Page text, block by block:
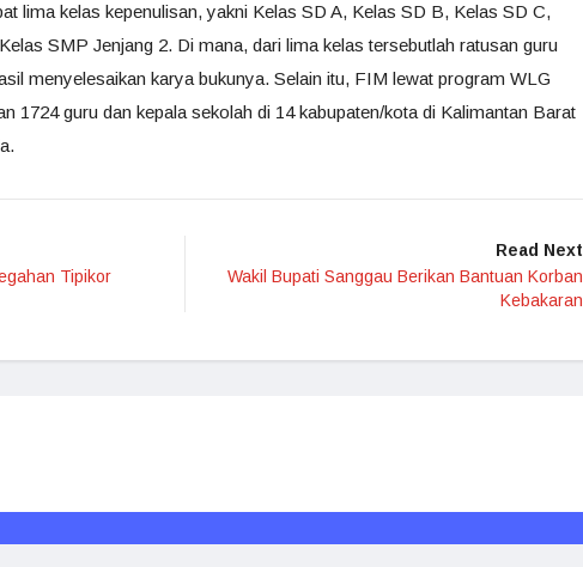
lima kelas kepenulisan, yakni Kelas SD A, Kelas SD B, Kelas SD C,
SMP Jenjang 2. Di mana, dari lima kelas tersebutlah ratusan guru
menyelesaikan karya bukunya. Selain itu, FIM lewat program WLG
1724 guru dan kepala sekolah di 14 kabupaten/kota di Kalimantan Barat
Tipikor
Read Next
Wakil Bupati Sanggau Berikan Bantuan Korban
Kebakaran